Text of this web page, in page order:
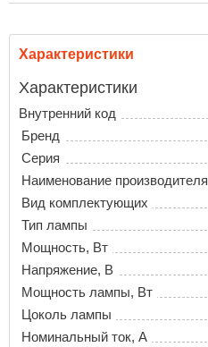
Характеристики
Характеристики
Внутренний код
Бренд
Серия
Наименование производителя
Вид комплектующих
Тип лампы
Мощность, Вт
Напряжение, В
Мощность лампы, Вт
Цоколь лампы
Номинальный ток, A